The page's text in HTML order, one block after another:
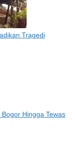
Tragedi
Hingga Tewas